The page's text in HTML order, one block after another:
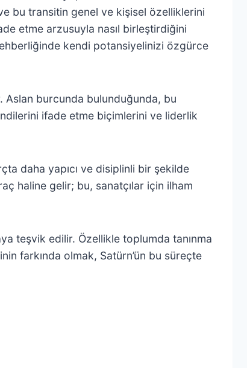
bu transitin genel ve kişisel özelliklerini
etme arzusuyla nasıl birleştirdiğini
kendi potansiyelinizi özgürce
burcunda bulunduğunda, bu
ifade etme biçimlerini ve liderlik
daha yapıcı ve disiplinli bir şekilde
haline gelir; bu, sanatçılar için ilham
teşvik edilir. Özellikle toplumda tanınma
farkında olmak, Satürn’ün bu süreçte